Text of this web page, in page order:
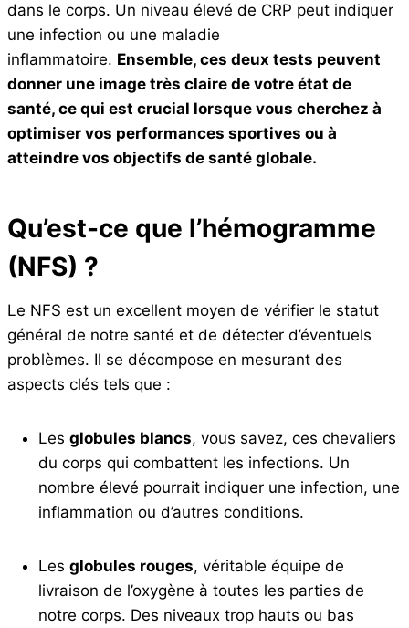
dans le corps. Un niveau élevé de CRP peut indiquer
une infection ou une maladie
inflammatoire. Ensemble, ces deux tests peuvent
donner une image très claire de votre état de
santé, ce qui est crucial lorsque vous cherchez à
optimiser vos performances sportives ou à
atteindre vos objectifs de santé globale.
Qu’est-ce que l’hémogramme
(NFS) ?
Le NFS est un excellent moyen de vérifier le statut
général de notre santé et de détecter d’éventuels
problèmes. Il se décompose en mesurant des
aspects clés tels que :
Les globules blancs, vous savez, ces chevaliers
du corps qui combattent les infections. Un
nombre élevé pourrait indiquer une infection, une
inflammation ou d’autres conditions.
Les globules rouges, véritable équipe de
livraison de l’oxygène à toutes les parties de
notre corps. Des niveaux trop hauts ou bas